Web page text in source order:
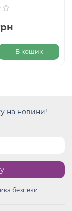
В кошик
на новини!
безпеки